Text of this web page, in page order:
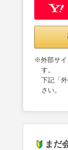
※外部サイ
す。
下記「
さい。
まだ